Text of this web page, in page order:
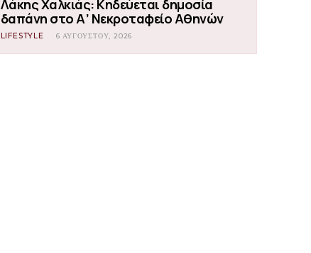
Λάκης Χαλκιάς: Κηδεύεται δημοσία
δαπάνη στο Α’ Νεκροταφείο Αθηνών
LIFESTYLE 6 ΑΥΓΟΎΣΤΟΥ, 2026